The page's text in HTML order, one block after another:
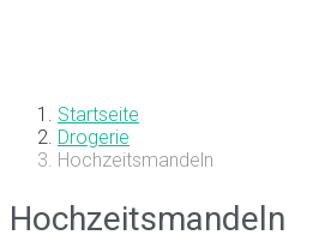
Startseite
Drogerie
Hochzeitsmandeln
Hochzeitsmandeln